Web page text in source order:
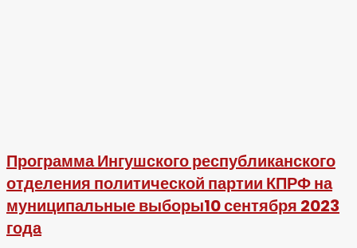
Программа Ингушского республиканского
отделения политической партии КПРФ на
муниципальные выборы10 сентября 2023
года